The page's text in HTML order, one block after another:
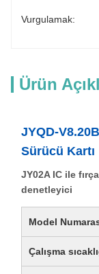
Vurgulamak:
Ürün
JYQD-
Sürücü Kartı
JY02A IC ile
denetleyici
Model
Çalışma